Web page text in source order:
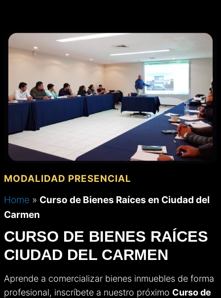
contenido
MODALIDAD PRESENCIAL
Home » Curso de Bienes Raíces en Ciudad del
Carmen
CURSO DE BIENES RAÍCES
CIUDAD DEL CARMEN
Aprende a comercializar bienes inmuebles de forma
profesional, inscríbete a nuestro próximo Curso de